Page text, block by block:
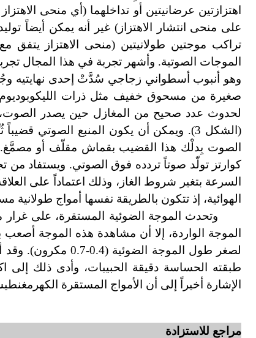
اهتزازتين عرضانيتين أو تداخلهما (أي منحى
على منحى انتشار الاهتزاز) غير أنه يمكن أيضاً
تراكب موجتين طولانيتين (منحى الاهتزاز يتفق
الموجات الصوتية. وأشهر تجربة في هذا المجال
وهو أنبوب أسطواني زجاجي سُدَّتْ إحدى نهايتيه وجُعل
صغيرة من مسحوق خفيف مثل ذرات الليكوبوديوم
لحدوث عدد صحيح من المغازل حين يصدر الصوت،
(الشكل 3). ويمكن أن يكون المنبع الصوتي قضيباً ثُبِّت في منتصفه
الصوت بِدلْك هذا القضيب بقماش مقلّف أو مصمَّغ.
كوارتز تولّد صوتاً تردده فوق الصوتي. ويستفاد
السرعة بتغير شروط الغاز، وذلك اعتماداً على
الهوائية، إذ تتكون بالطريقة نفسها أمواج
وتحدث الموجة الضوئية المستقرة، على غرار
الموجة الواردة، إلا أن مشاهدة هذه الموجة
لصغر طول الموجة
طبقته الحساسة دقيقة الحبيبات، وأدى ذلك
الإشارة أخيراً إلى أن الأمواج المستقرة
مراجع للاستزادة